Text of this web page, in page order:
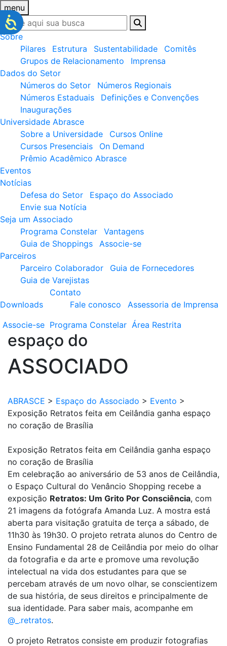
menu
Sobre
Pilares
Estrutura Sustentabilidade
Comitês
Grupos de Relacionamento
Imprensa
Dados do Setor
Números do Setor
Números Regionais
Números Estaduais
Definições e Convenções
Inaugurações
Universidade Abrasce
Sobre a Universidade
Cursos Online
Cursos Presenciais
On Demand
Prêmio Acadêmico Abrasce
Eventos
Notícias
Defesa do Setor
Espaço do Associado
Envie sua Notícia
Seja um Associado
Programa Constelar
Vantagens
Guia de Shoppings
Associe-se
Parceiros
Parceiro Colaborador
Guia de Fornecedores
Guia de Varejistas
Downloads
Contato
Fale conosco
Assessoria de Imprensa
Associe-se Programa Constelar Área Restrita
espaço do
ASSOCIADO
ABRASCE > Espaço do Associado > Evento >
Exposição Retratos feita em Ceilândia ganha espaço
no coração de Brasília
Exposição Retratos feita em Ceilândia ganha espaço
no coração de Brasília
Em celebração ao aniversário de 53 anos de Ceilândia,
o Espaço Cultural do Venâncio Shopping recebe a
exposição Retratos: Um Grito Por Consciência, com
21 imagens da fotógrafa Amanda Luz. A mostra está
aberta para visitação gratuita de terça a sábado, de
11h30 às 19h30. O projeto retrata alunos do Centro de
Ensino Fundamental 28 de Ceilândia por meio do olhar
da fotografia e da arte e promove uma revolução
intelectual na vida dos estudantes para que se
percebam através de um novo olhar, se conscientizem
de sua história, de seus direitos e principalmente de
sua identidade. Para saber mais, acompanhe em
@_.retratos.
O projeto Retratos consiste em produzir fotografias